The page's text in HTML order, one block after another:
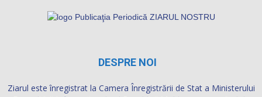
DESPRE NOI
Ziarul este înregistrat la Camera Înregistrării de Stat a Ministerului